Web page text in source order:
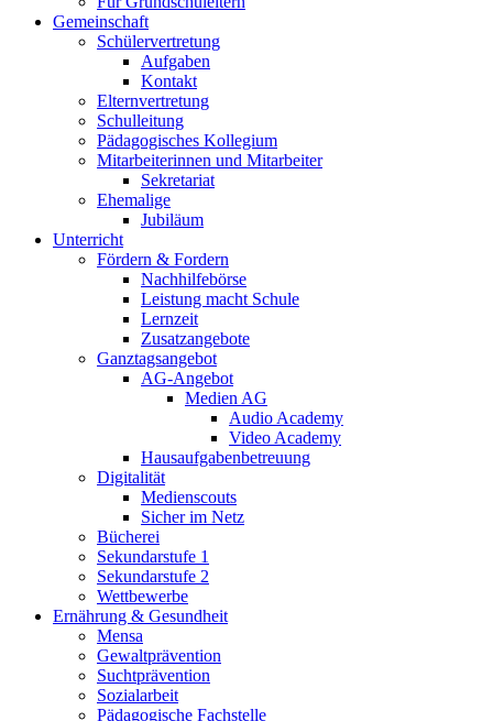
Gemeinschaft
Schülervertretung
Aufgaben
Kontakt
Elternvertretung
Schulleitung
Pädagogisches Kollegium
Mitarbeiterinnen und Mitarbeiter
Sekretariat
Ehemalige
Jubiläum
Unterricht
Fördern & Fordern
Nachhilfebörse
Leistung macht Schule
Lernzeit
Zusatzangebote
Ganztagsangebot
AG-Angebot
Medien AG
Audio Academy
Video Academy
Hausaufgabenbetreuung
Digitalität
Medienscouts
Sicher im Netz
Bücherei
Sekundarstufe 1
Sekundarstufe 2
Wettbewerbe
Ernährung & Gesundheit
Mensa
Gewaltprävention
Suchtprävention
Sozialarbeit
Pädagogische Fachstelle